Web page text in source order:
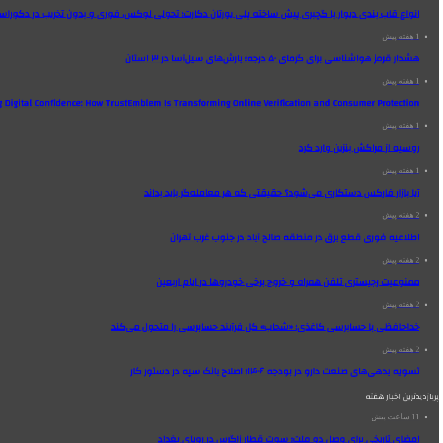
انواع قاب بندی دیوار با گچبری پیش ساخته پلی یورتان دکارت؛ تحولی لوکس، فوری و بدون تخریب در
1 هفته پیش
هشدار قرمز هواشناسی برای گرمای ۵۰ درجه؛ بارش‌های سیل‌آسا در ۳ استان
1 هفته پیش
Confidence: How TrustEmblem Is Transforming Online Verification and Consumer Protection
1 هفته پیش
روسیه از مراکش بنزین وارد کرد
1 هفته پیش
آیا بازار فارکس دستکاری می‌شود؟ حقیقتی که هر معامله‌گر باید بداند
2 هفته پیش
اطلاعیه فوری قطع برق در منطقه صالح آباد در جنوب غرب تهران
2 هفته پیش
ممنوعیت رجیستری تلفن همراه و خروج برخی خودروها در ایام اربعین
2 هفته پیش
خداحافظی با حسابرسی کاغذی؛ «شحاب» کل فرآیند حسابرسی را متحول می‌کند
2 هفته پیش
تسویه بدهی‌های صنعت دارو در بودجه ۱۴۰۶؛ اصلاح بانک سپه در دستور کار
پربازدیدترین اخبار هفته
11 ساعت پیش
امضای تاریخی برای وصل دو ملت؛ سوت قطار زاگرس در رویای بغداد